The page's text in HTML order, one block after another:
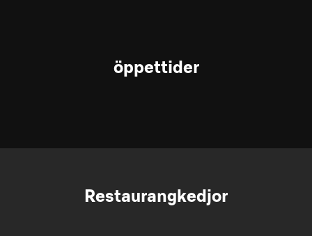
öppettider
Restaurangkedjor